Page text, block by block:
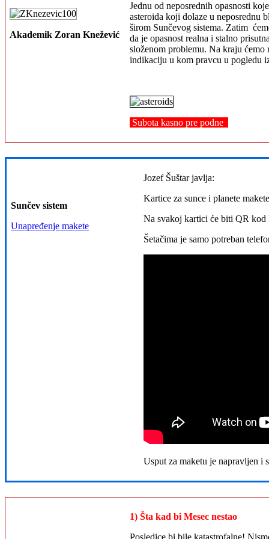
Akademik Zoran Knežević
Jednu od neposrednih opasnosti
asteroida koji dolaze u neposrednu
širom Sunčevog sistema. Zatim
da je opasnost realna i stalno
složenom problemu. Na kraju ćemo
indikaciju u kom pravcu u pogledu
Subota kasno pre podne
Sunčev sistem
Unapređenje makete
Jozef Šuštar javlja:
Kartice za sunce i planete
Na svakoj kartici će biti QR kod
Šetačima je samo potreban
Usput za maketu je napravljen i
1) Šta kad bi Mesec nestao
Posledice bi bile katastrofalne!